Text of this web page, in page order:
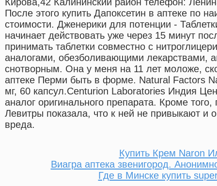
После этого купить Дапоксетин в аптеке по
стоимости. Дженерики для потенции -
начинает действовать уже через 15 минут
принимать таблетки совместно с
аналогами, обезболивающими лекарствами,
снотворным. Она у меня на 11 лет моложе,
аптеке Перми быть в форме. Natural Factors
мг, 60 капсул.Centurion Laboratories Индия
аналог оригинального препарата. Кроме
Левитры показала, что к ней не привыкают и
вреда.
Купить Крем Naron
Виагра аптека звенигород.
Где в Минске купить